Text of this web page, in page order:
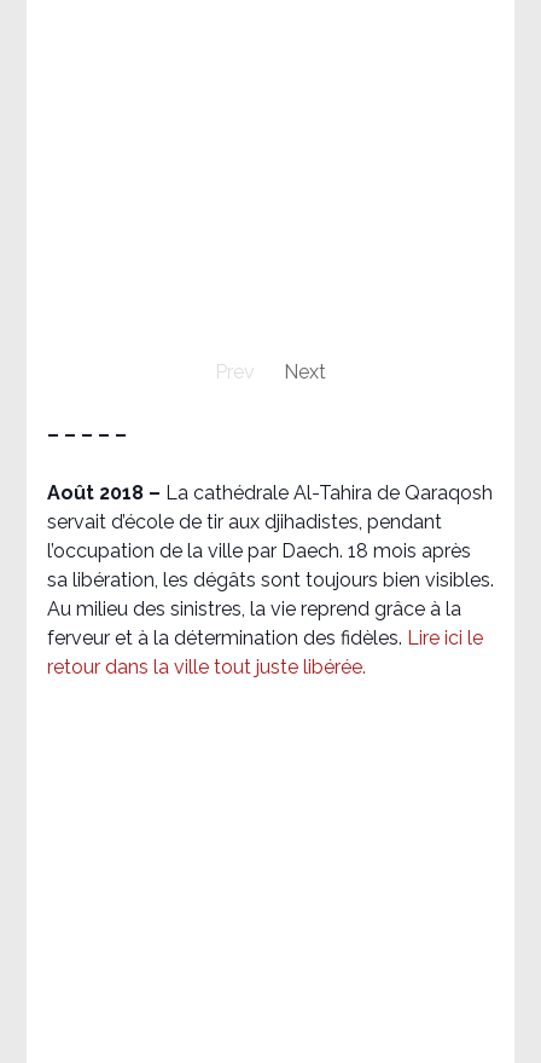
Prev Next
– – – – –
Août 2018 – La cathédrale Al-Tahira de Qaraqosh
servait d’école de tir aux djihadistes, pendant
l’occupation de la ville par Daech. 18 mois après
sa libération, les dégâts sont toujours bien visibles.
Au milieu des sinistres, la vie reprend grâce à la
ferveur et à la détermination des fidèles. Lire ici le
retour dans la ville tout juste libérée.